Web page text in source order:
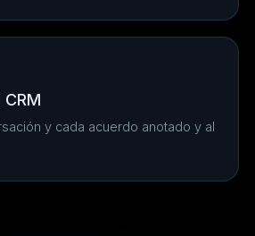
y cada acuerdo anotado y al